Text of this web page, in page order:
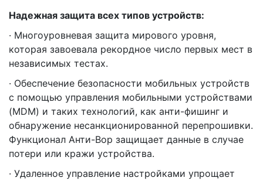
Надежная защита всех типов устройств:
· Многоуровневая защита мирового уровня,
которая завоевала рекордное число первых мест в
независимых тестах.
· Обеспечение безопасности мобильных устройств
с помощью управления мобильными устройствами
(MDM) и таких технологий, как анти-фишинг и
обнаружение несанкционированной перепрошивки.
Функционал Анти-Вор защищает данные в случае
потери или кражи устройства.
· Удаленное управление настройками упрощает